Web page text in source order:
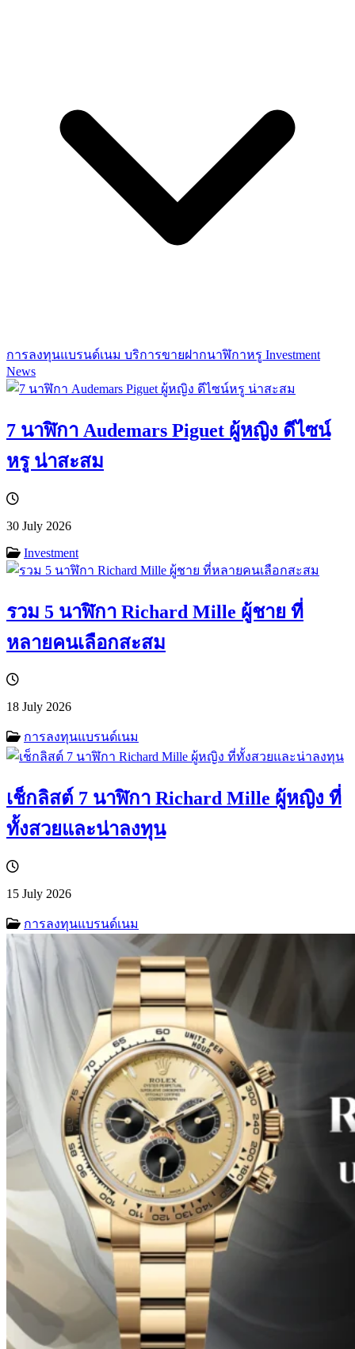
การลงทุนแบรนด์เนม บริการขายฝากนาฬิกาหรู Investment
News
7 นาฬิกา Audemars Piguet ผู้หญิง ดีไซน์
หรู น่าสะสม
30 July 2026
Investment
รวม 5 นาฬิกา Richard Mille ผู้ชาย ที่
หลายคนเลือกสะสม
18 July 2026
การลงทุนแบรนด์เนม
เช็กลิสต์ 7 นาฬิกา Richard Mille ผู้หญิง ที่
ทั้งสวยและน่าลงทุน
15 July 2026
การลงทุนแบรนด์เนม